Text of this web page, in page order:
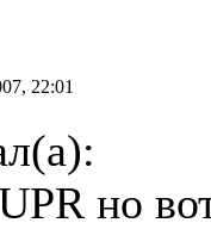
22:01
но